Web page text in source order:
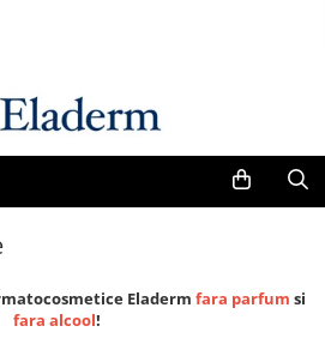
Eladerm fara parfum si
fara alcool!